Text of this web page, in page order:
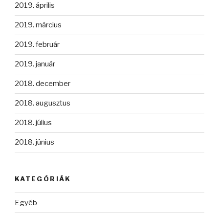
2019. április
2019. március
2019. február
2019. január
2018. december
2018. augusztus
2018. július
2018. június
KATEGÓRIÁK
Egyéb